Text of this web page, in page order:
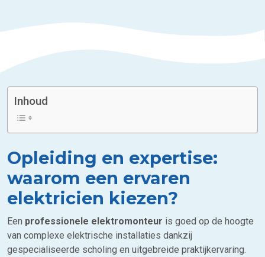
Inhoud
Opleiding en expertise:
waarom een ervaren
elektricien kiezen?
Een professionele elektromonteur is goed op de hoogte
van complexe elektrische installaties dankzij
gespecialiseerde scholing en uitgebreide praktijkervaring.